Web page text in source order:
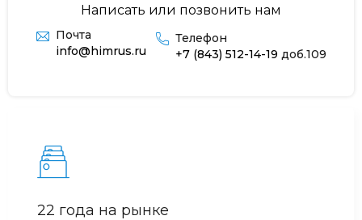
Написать или позвонить нам
Почта
info@himrus.ru
Телефон
+7 (843) 512-14-19 доб.109
22 года на рынке